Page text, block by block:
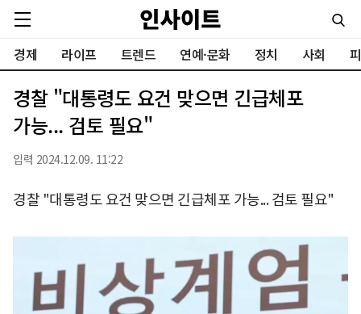
경제 라이프 트렌드 연예·문화 정치 사회
경찰 "대통령도 요건 맞으면 긴급체포
가능... 검토 필요"
입력 2024.12.09. 11:22
경찰 "대통령도 요건 맞으면 긴급체포 가능... 검토 필요"